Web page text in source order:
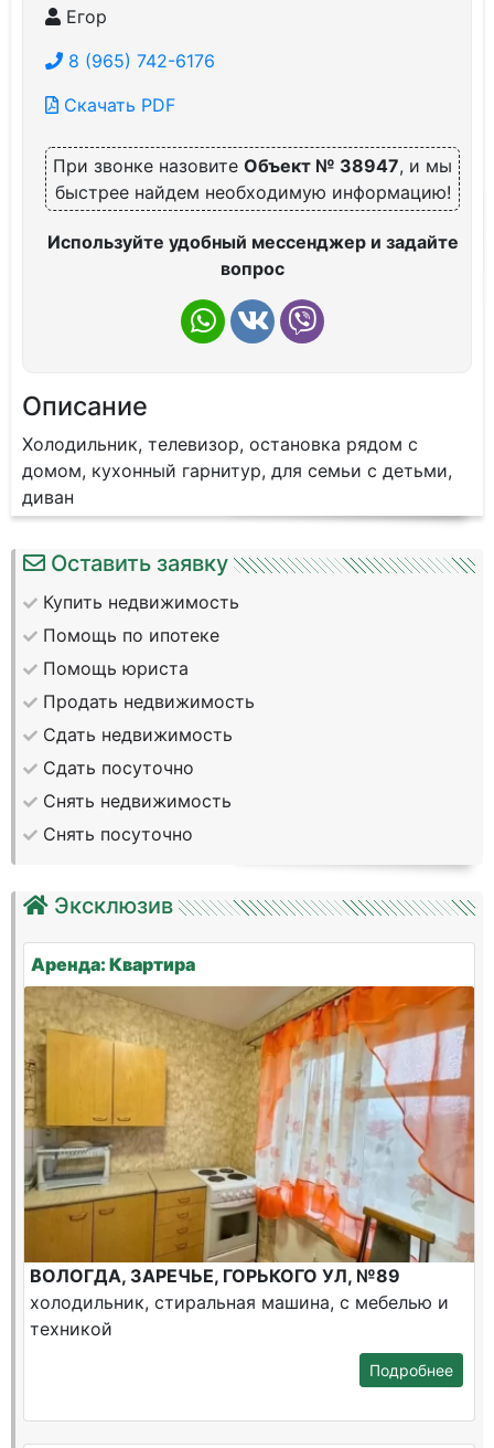
Егор
8 (965) 742-6176
Скачать PDF
При звонке назовите Объект № 38947, и мы
быстрее найдем необходимую информацию!
Используйте удобный мессенджер и задайте
вопрос
Описание
Холодильник, телевизор, остановка рядом с
домом, кухонный гарнитур, для семьи с детьми,
диван
Оставить заявку
Купить недвижимость
Помощь по ипотеке
Помощь юриста
Продать недвижимость
Сдать недвижимость
Сдать посуточно
Снять недвижимость
Снять посуточно
Эксклюзив
Аренда: Квартира
ВОЛОГДА, ЗАРЕЧЬЕ, ГОРЬКОГО УЛ, №89
холодильник, стиральная машина, с мебелью и
техникой
Подробнее